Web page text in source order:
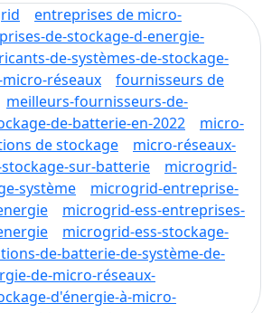
entreprises de micro-
de-stockage-d-energie-
de-systèmes-de-stockage-
réseaux
fournisseurs de
meilleurs-fournisseurs-de-
de-batterie-en-2022
micro-
de stockage
micro-réseaux-
sur-batterie
microgrid-
système
microgrid-entreprise-
microgrid-ess-entreprises-
microgrid-ess-stockage-
de-batterie-de-système-de-
de-micro-réseaux-
d'énergie-à-micro-